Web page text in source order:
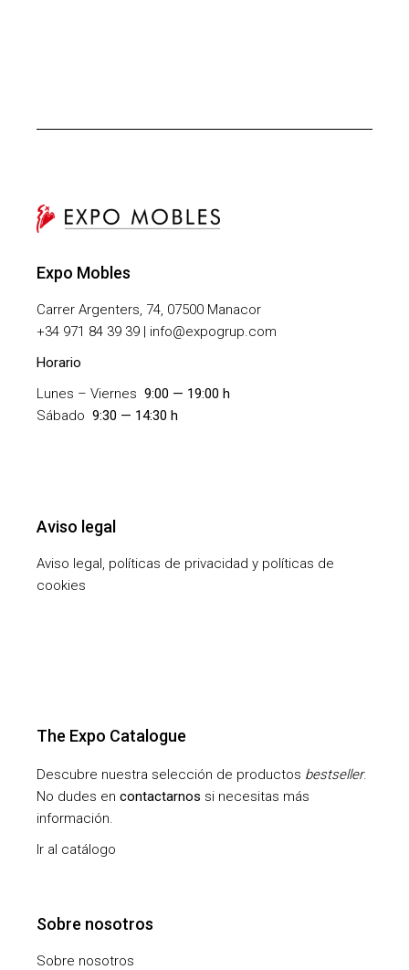
Expo Mobles
Carrer Argenters, 74, 07500 Manacor
+34 971 84 39 39 | info@expogrup.com
Horario
Lunes – Viernes9:00 — 19:00 h
Sábado9:30 — 14:30 h
Aviso legal
Aviso legal, políticas de privacidad y políticas de
cookies
The Expo Catalogue
Descubre nuestra selección de productos bestseller.
No dudes encontactarnos si necesitas más
información.
Ir al catálogo
Sobre nosotros
Sobre nosotros